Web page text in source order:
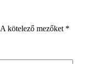
A kötelező mezőket *